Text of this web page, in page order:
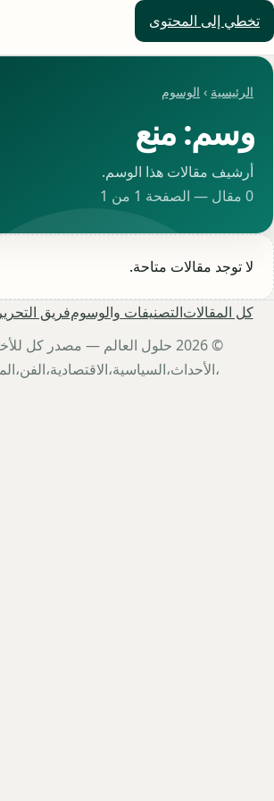
تخطي إلى المحتوى
حلول العالم
الرئيسية › الوسوم
وسم: منع
أرشيف مقالات هذا الوسم.
0 مقال — الصفحة 1 من 1
لا توجد مقالات متاحة.
كل المقالاتالتصنيفات والوسومفريق التحرير
© 2026 حلول العالم — مصدر كل